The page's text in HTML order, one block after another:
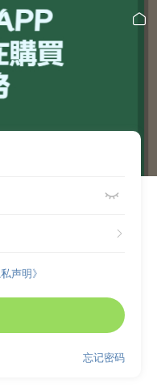



私声明》
忘记密码